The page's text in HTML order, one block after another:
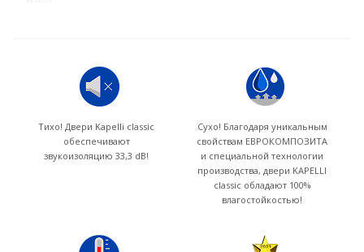
Тихо! Двери Kapelli classic
обеспечивают
звукоизоляцию 33,3 dB!
Сухо! Благодаря уникальным
свойствам ЕВРОКОМПОЗИТА
и специальной технологии
производства, двери KAPELLI
classic обладают 100%
влагостойкостью!